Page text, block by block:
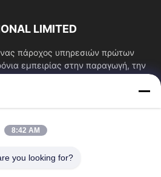
LIMITED
πάροχος υπηρεσιών πρώτων
εμπειρίας στην παραγωγή, την
την...
Σχετικά Με Εμάς
Ποιοτικός Έλεγχος
8:42 AM
you looking for?